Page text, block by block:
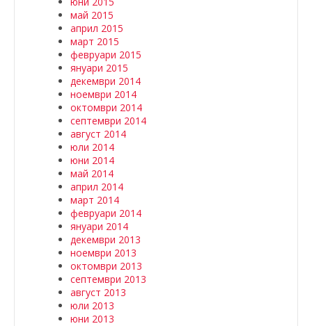
май 2015
април 2015
март 2015
февруари 2015
януари 2015
декември 2014
ноември 2014
октомври 2014
септември 2014
август 2014
юли 2014
юни 2014
май 2014
април 2014
март 2014
февруари 2014
януари 2014
декември 2013
ноември 2013
октомври 2013
септември 2013
август 2013
юли 2013
юни 2013